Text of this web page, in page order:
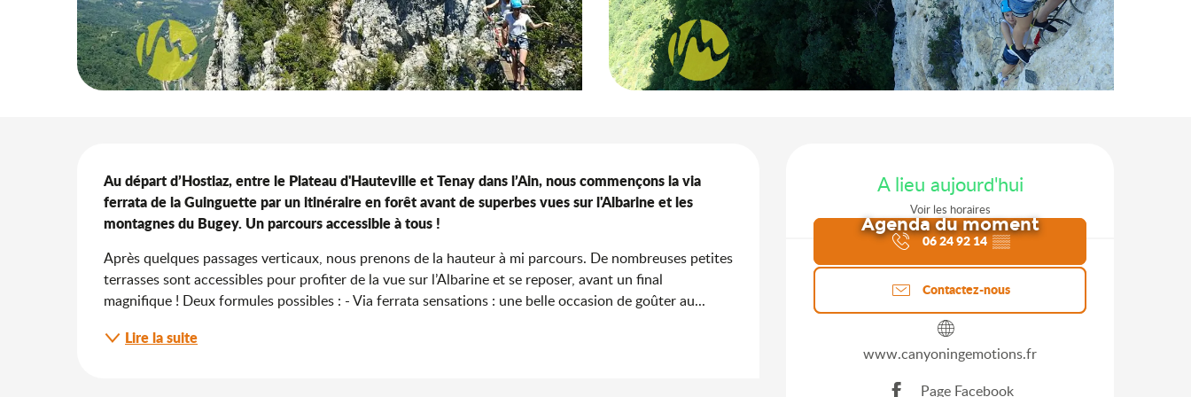
A lieu aujourd'hui
Voir les horaires
Agenda du moment
06 24 92 14▒▒
Contactez-nous
www.canyoningemotions.fr
Page Facebook
Au départ d’Hostiaz, entre le Plateau d'Hauteville et Tenay dans l’Ain, nous commençons la via
ferrata de la Guinguette par un itinéraire en forêt avant de superbes vues sur l'Albarine et les
montagnes du Bugey. Un parcours accessible à tous !
Après quelques passages verticaux, nous prenons de la hauteur à mi parcours. De nombreuses petites
terrasses sont accessibles pour profiter de la vue sur l’Albarine et se reposer, avant un final
magnifique ! Deux formules possibles : - Via ferrata sensations : une belle occasion de goûter au...
Lire la suite